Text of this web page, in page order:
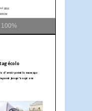
100%